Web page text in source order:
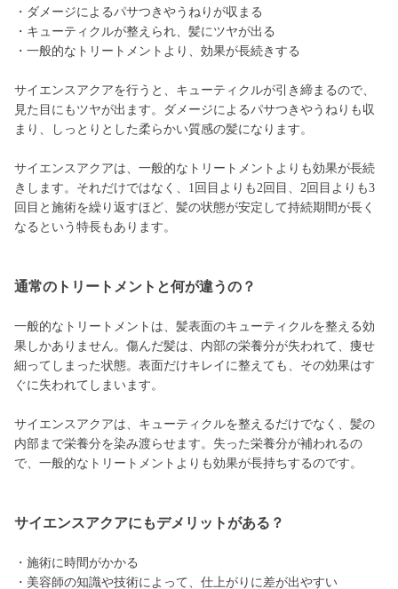
・ダメージによるパサつきやうねりが収まる
・キューティクルが整えられ、髪にツヤが出る
・一般的なトリートメントより、効果が長続きする
サイエンスアクアを行うと、キューティクルが引き締まるので、
見た目にもツヤが出ます。ダメージによるパサつきやうねりも収
まり、しっとりとした柔らかい質感の髪になります。
サイエンスアクアは、一般的なトリートメントよりも効果が長続
きします。それだけではなく、1回目よりも2回目、2回目よりも3
回目と施術を繰り返すほど、髪の状態が安定して持続期間が長く
なるという特長もあります。
通常のトリートメントと何が違うの？
一般的なトリートメントは、髪表面のキューティクルを整える効
果しかありません。傷んだ髪は、内部の栄養分が失われて、痩せ
細ってしまった状態。表面だけキレイに整えても、その効果はす
ぐに失われてしまいます。
サイエンスアクアは、キューティクルを整えるだけでなく、髪の
内部まで栄養分を染み渡らせます。失った栄養分が補われるの
で、一般的なトリートメントよりも効果が長持ちするのです。
サイエンスアクアにもデメリットがある？
・施術に時間がかかる
・美容師の知識や技術によって、仕上がりに差が出やすい